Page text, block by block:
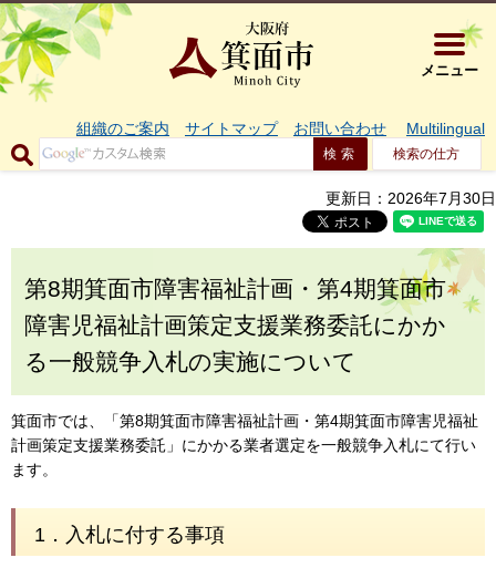
大阪府箕
メニュー
組織のご案内 サイトマップ お問い合わせ Multilingual
検索の仕方
更新日：2026年7月30日
第8期箕面市障害福祉計画・第4期箕面市
障害児福祉計画策定支援業務委託にかか
る一般競争入札の実施について
箕面市では、「第8期箕面市障害福祉計画・第4期箕面市障害児福祉
計画策定支援業務委託」にかかる業者選定を一般競争入札にて行い
ます。
1．入札に付する事項